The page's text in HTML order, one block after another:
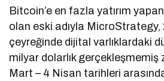
Bitcoin’e en fazla yatırım
olan eski adıyla MicroStrategy,
çeyreğinde dijital varlıklardaki
milyar dolarlık gerçekleşmemiş
Mart – 4 Nisan tarihleri